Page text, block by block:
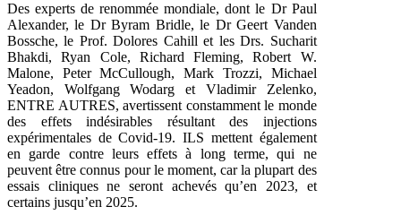
Des experts de renommée mondiale, dont le Dr Paul
Alexander, le Dr Byram Bridle, le Dr Geert Vanden
Bossche, le Prof. Dolores Cahill et les Drs. Sucharit
Bhakdi, Ryan Cole, Richard Fleming, Robert W.
Malone, Peter McCullough, Mark Trozzi, Michael
Yeadon, Wolfgang Wodarg et Vladimir Zelenko,
ENTRE AUTRES, avertissent constamment le monde
des effets indésirables résultant des injections
expérimentales de Covid-19. ILS mettent également
en garde contre leurs effets à long terme, qui ne
peuvent être connus pour le moment, car la plupart des
essais cliniques ne seront achevés qu’en 2023, et
certains jusqu’en 2025.